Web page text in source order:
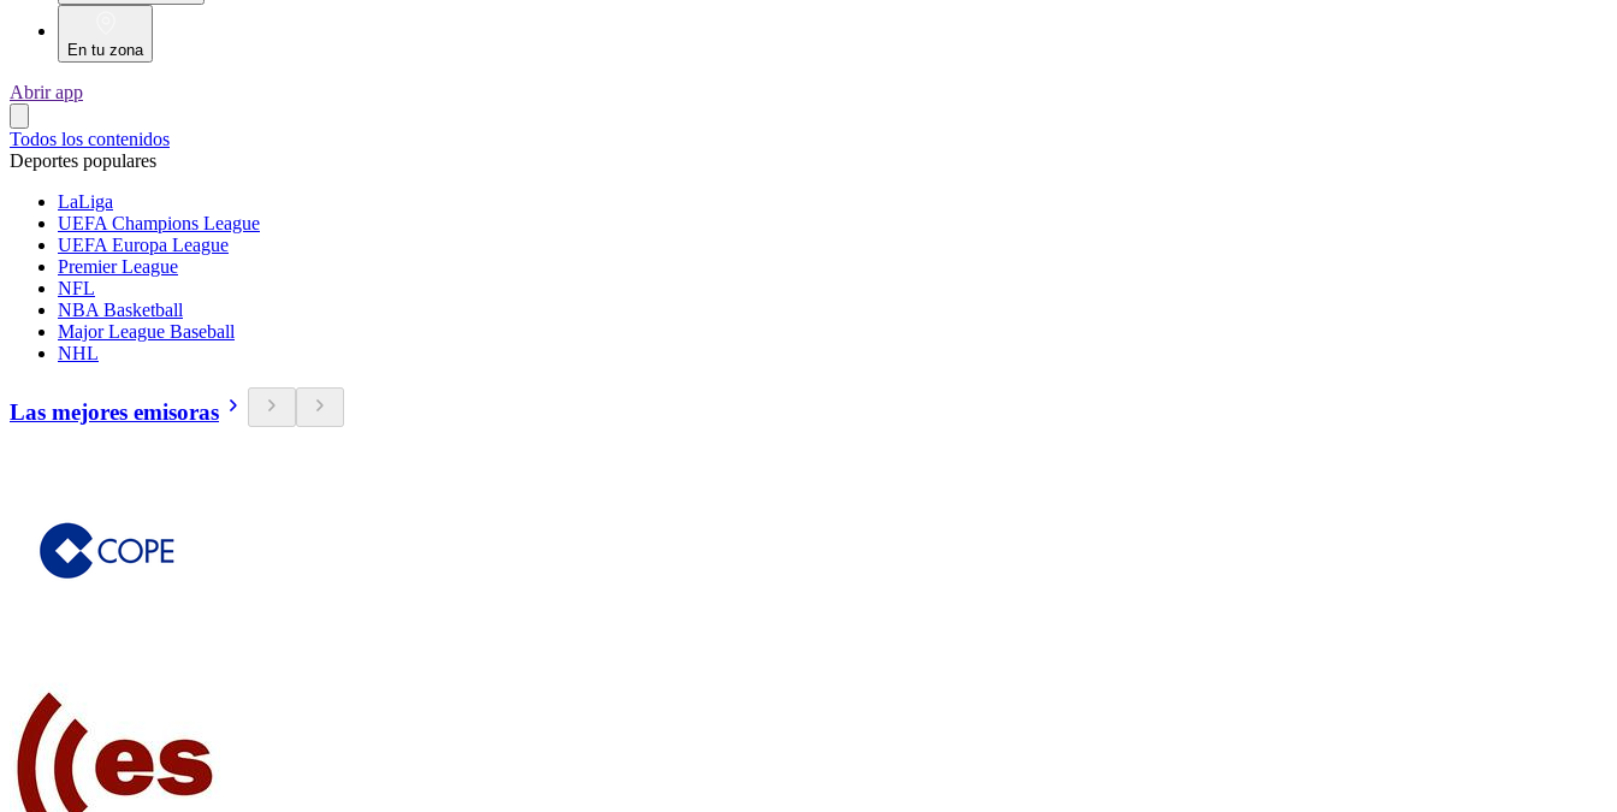
En tu zona
Abrir app
Todos los contenidos
Deportes populares
LaLiga
UEFA Champions League
UEFA Europa League
Premier League
NFL
NBA Basketball
Major League Baseball
NHL
Las mejores emisoras